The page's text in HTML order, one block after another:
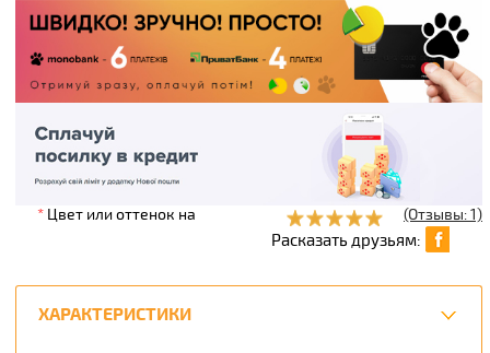
(Отзывы: 1)
Расказать друзьям:
ХАРАКТЕРИСТИКИ
*Цвет или оттенок на